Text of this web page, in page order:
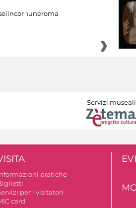
Servizi museali
pratiche
per i visitatori
card